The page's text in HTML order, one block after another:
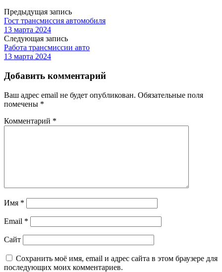
Предыдущая запись
Гост трансмиссия автомобиля
13 марта 2024
Следующая запись
Работа трансмиссии авто
13 марта 2024
Добавить комментарий
Ваш адрес email не будет опубликован. Обязательные поля
помечены *
Комментарий *
Имя *
Email *
Сайт
Сохранить моё имя, email и адрес сайта в этом браузере для
последующих моих комментариев.